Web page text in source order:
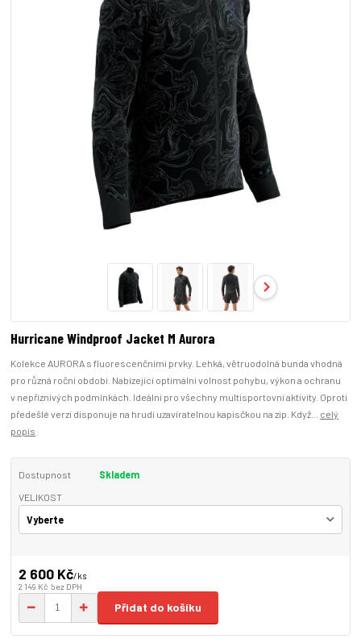
Hurricane Windproof Jacket M Aurora
Kolekce AURORA s fluorescenčními prvky. Lehká, větruodolná bunda vhodná
pro různá roční období. Nabízející optimální volnost pohybu, výkon a ochranu
v nepříznivých podmínkách. Ideální pro všechny multisportovní aktivity. Oproti
předešlé verzi disponuje na hrudi uzavíratelnou kapisčkou na zip. Když... celý
popis
Dostupnost Skladem
VELIKOST
2 600 Kč/ks
2 149 Kč bez DPH
Přidat do košíku